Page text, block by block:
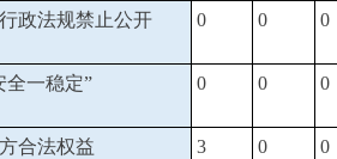
政法规禁止公开 0 0 0
全一稳定” 0 0 0
合法权益 3 0 0